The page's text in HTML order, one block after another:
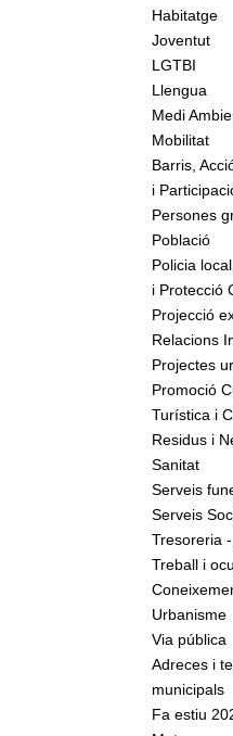
Habitatge
Joventut
LGTBI
Llengua
Medi
Mobilitat
Barris,
i
Persones
Població
Policia
i Protecció
Projecció
Relacions
Projectes
Promoció
Turística i
Residus i
Sanitat
Serveis
Serveis
Tresoreria
Treball i
Urbanisme
Via pública
Adreces i
municipals
Fa estiu